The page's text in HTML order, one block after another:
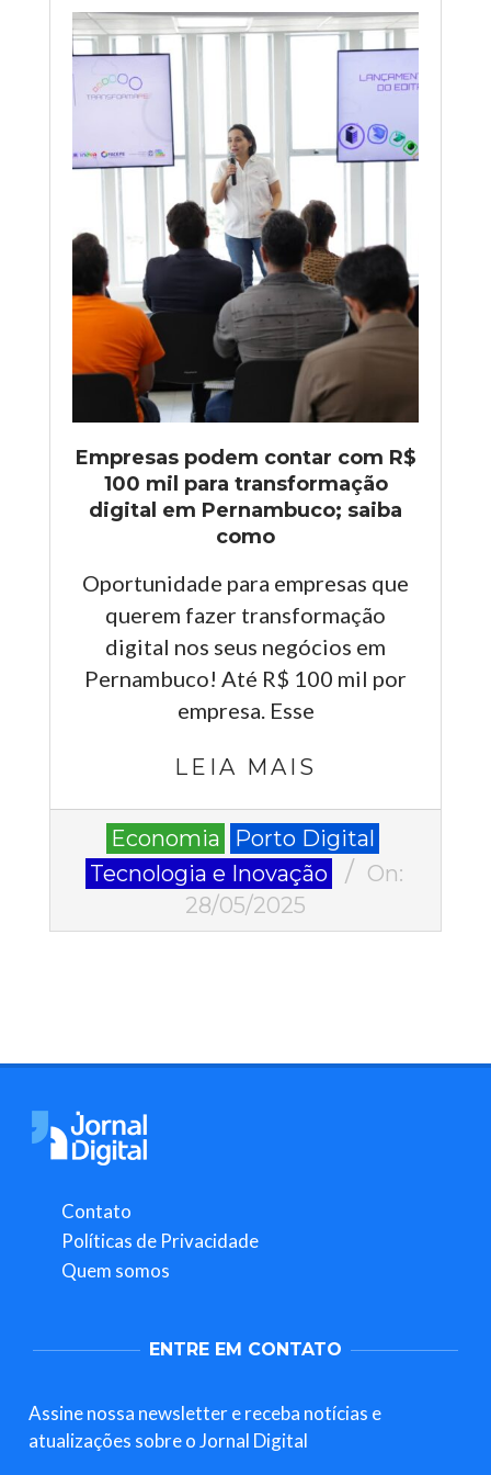
Empresas podem contar com R$
100 mil para transformação
digital em Pernambuco; saiba
como
Oportunidade para empresas que
querem fazer transformação
digital nos seus negócios em
Pernambuco! Até R$ 100 mil por
empresa. Esse
LEIA MAIS
2025-
Economia
Porto Digital
Tecnologia e Inovação
On:
28/05/2025
Contato
Políticas de Privacidade
Quem somos
ENTRE EM CONTATO
Assine nossa newsletter e receba notícias e
atualizações sobre o Jornal Digital